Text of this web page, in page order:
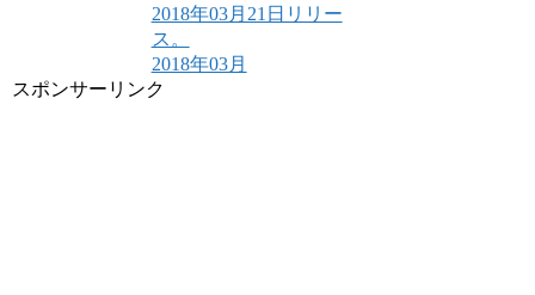
2018年03月21日リリー
ス。
2018年03月
スポンサーリンク